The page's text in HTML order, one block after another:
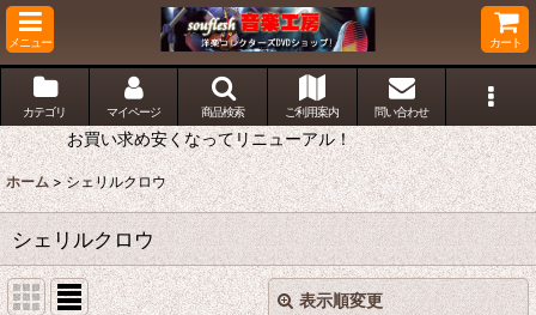
メニュー カート
カテゴリ マイページ 商品検索 ご利用案内 問い合わせ
お買い求め安くなってリニューアル！
ホーム > シェリルクロウ
シェリルクロウ
表示順変更 閉じる